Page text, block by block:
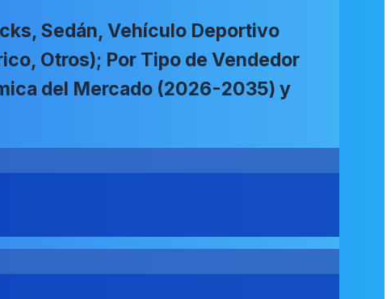
Sedán, Vehículo Deportivo
Otros); Por Tipo de Vendedor
del Mercado (2026-2035) y